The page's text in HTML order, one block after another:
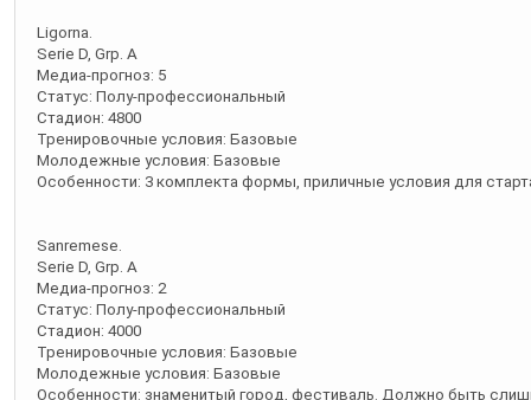
Ligorna.
Serie D, Grp. A
Медиа-прогноз: 5
Статус: Полу-профессиональный
Стадион: 4800
Тренировочные условия: Базовые
Молодежные условия: Базовые
Особенности: 3 комплекта формы, приличные условия для
Sanremese.
Serie D, Grp. A
Медиа-прогноз: 2
Статус: Полу-профессиональный
Стадион: 4000
Тренировочные условия: Базовые
Молодежные условия: Базовые
Особенности: знаменитый город, фестиваль. Должно быть